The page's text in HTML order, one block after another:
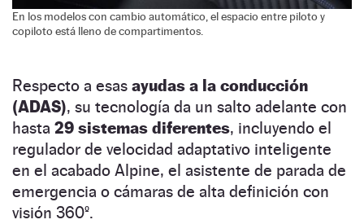
En los modelos con cambio automático, el espacio entre piloto y
copiloto está lleno de compartimentos.
Respecto a esas ayudas a la conducción
(ADAS), su tecnología da un salto adelante con
hasta 29 sistemas diferentes, incluyendo el
regulador de velocidad adaptativo inteligente
en el acabado Alpine, el asistente de parada de
emergencia o cámaras de alta definición con
visión 360º.